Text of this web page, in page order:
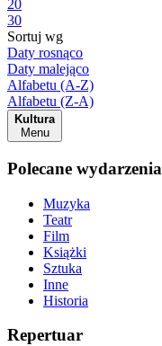
20
30
Sortuj wg
Daty rosnąco
Daty malejąco
Alfabetu (A-Z)
Alfabetu (Z-A)
Kultura
Menu
Polecane wydarzenia
Muzyka
Teatr
Film
Książki
Sztuka
Inne
Historia
Repertuar